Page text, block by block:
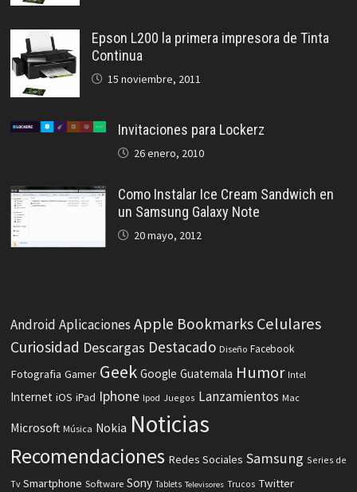
Epson L200 la primera impresora de Tinta
Continua
15 noviembre, 2011
Invitaciones para Lockerz
26 enero, 2010
Como Instalar Ice Cream Sandwich en
un Samsung Galaxy Note
20 mayo, 2012
Android Aplicaciones Apple Bookmarks Celulares
Curiosidad Descargas Destacado Diseño Facebook
Fotografia Gamer Geek Google Guatemala Humor Intel
Internet iOS iPad Iphone Ipod Juegos Lanzamientos Mac
Microsoft Música Nokia Noticias
Recomendaciones Redes Sociales Samsung Series de
Tv Smartphone Software Sony Tablets Televisores Trucos Twitter